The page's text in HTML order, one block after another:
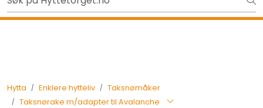
Skip to main contentGavekort - Gaven som ALLTID funker!
Hytta Enklere hytteliv
Taksnømåker
Taksnørake m/adapter til Avalanche
Tilbake